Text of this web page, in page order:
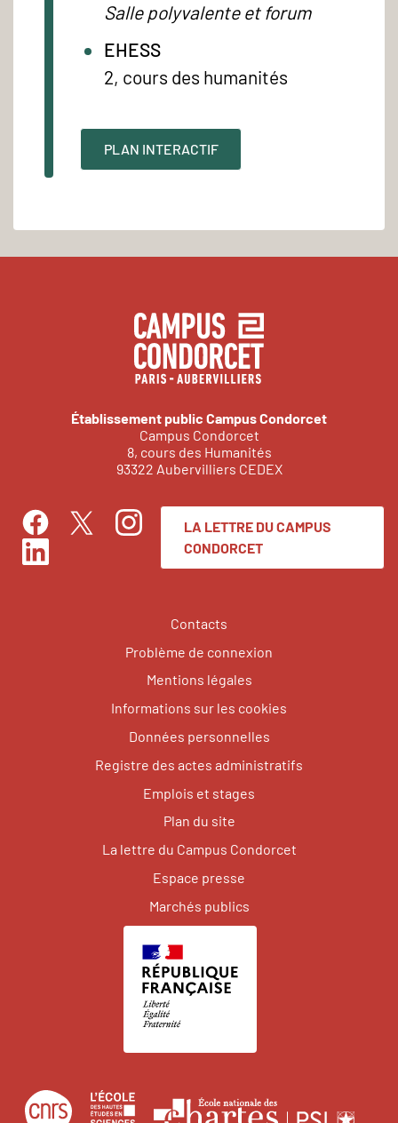
Salle polyvalente et forum
EHESS
2, cours des humanités
PLAN INTERACTIF
Établissement public Campus Condorcet
Campus Condorcet
8, cours des Humanités
93322 Aubervilliers CEDEX
FacebookTwitterInstagram
LinkedIn
LA LETTRE DU CAMPUS
CONDORCET
Contacts
Problème de connexion
Mentions légales
Informations sur les cookies
Données personnelles
Registre des actes administratifs
Emplois et stages
Plan du site
La lettre du Campus Condorcet
Espace presse
Marchés publics
Centre École